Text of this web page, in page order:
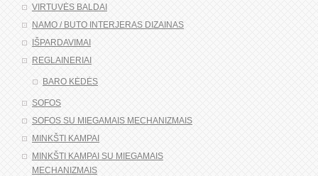
VIRTUVĖS BALDAI
NAMO / BUTO INTERJERAS DIZAINAS
IŠPARDAVIMAI
REGLAINERIAI
BARO KĖDĖS
SOFOS
SOFOS SU MIEGAMAIS MECHANIZMAIS
MINKŠTI KAMPAI
MINKŠTI KAMPAI SU MIEGAMAIS
MECHANIZMAIS